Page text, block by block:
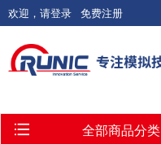
欢迎，请登录 免费注册
全部商品分类